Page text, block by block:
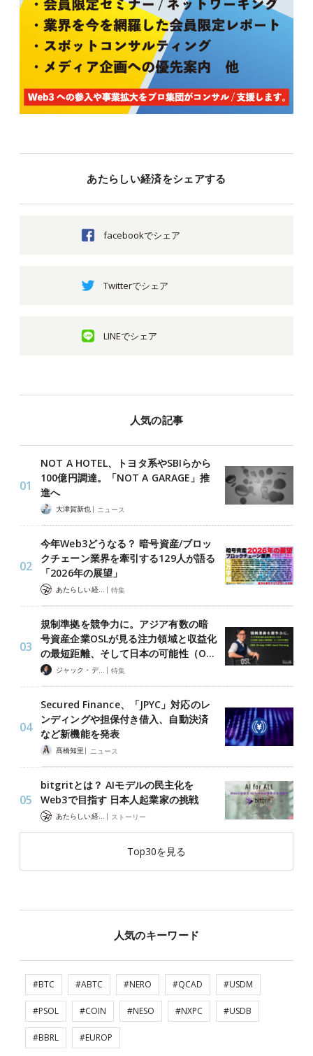
あたらしい経済をシェアする
facebookでシェア
Twitterでシェア
LINEでシェア
人気の記事
NOT A HOTEL、トヨタ系やSBIらから
100億円調達。「NOT A GARAGE」推
進へ
大津賀新也 | ニュース
今年Web3どうなる？ 暗号資産/ブロッ
クチェーン業界を牽引する129人が語る
「2026年の展望」
あたらしい経済 編集部 | 特集
規制準拠を競争力に。アジア有数の暗
号資産企業OSLが見る注力領域と収益化
の最短距離、そして日本の可能性（O…
ジャック・デロン（Jack Derong） | 特集
Secured Finance、「JPYC」対応のレ
ンディングや担保付き借入、自動決済
など新機能を発表
髙橋知里 | ニュース
bitgritとは？ AIモデルの民主化を
Web3で目指す 日本人起業家の挑戦
あたらしい経済 編集部 | ストーリー
Top30を見る
人気のキーワード
#BTC #ABTC #NERO #QCAD #USDM
#PSOL #COIN #NESO #NXPC #USDB
#BBRL #EUROP